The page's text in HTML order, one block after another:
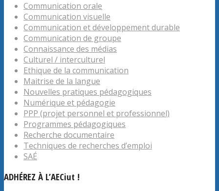
Communication orale
Communication visuelle
Communication et développement durable
Communication de groupe
Connaissance des médias
Culturel / interculturel
Ethique de la communication
Maitrise de la langue
Nouvelles pratiques pédagogiques
Numérique et pédagogie
PPP (projet personnel et professionnel)
Programmes pédagogiques
Recherche documentaire
Techniques de recherches d’emploi
SAÉ
ADHÉREZ À L’AECiut !